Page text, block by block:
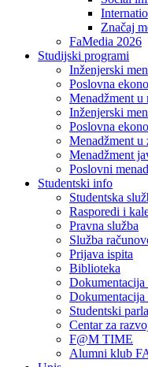
Značaj
FaMedia 2026
Studijski programi
Inženjerski
Poslovna
Menadžment u
Inženjerski
Poslovna
Menadžment
Menadžment
Poslovni
Studentski info
Studentska
Rasporedi i
Pravna služba
Služba
Prijava ispita
Biblioteka
Dokumentacija
Dokumentacija
Studentski
Centar za
F@M TIME
Alumni klub